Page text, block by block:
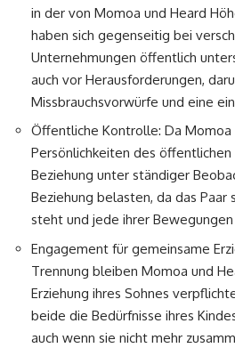
in der von Momoa und Heard
haben sich gegenseitig bei
Unternehmungen öffentlich
auch vor Herausforderungen,
Missbrauchsvorwürfe und eine
Öffentliche Kontrolle: Da Momoa
Persönlichkeiten des
Beziehung unter ständiger
Beziehung belasten, da das Paar
steht und jede ihrer
Engagement für gemeinsame
Trennung bleiben Momoa und
Erziehung ihres Sohnes
beide die Bedürfnisse ihres
auch wenn sie nicht mehr